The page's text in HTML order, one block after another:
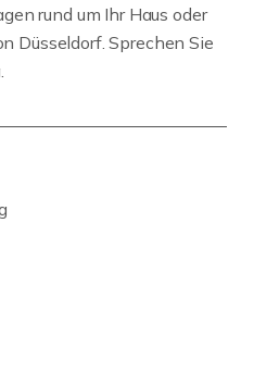
rund um Ihr Haus oder
Düsseldorf. Sprechen Sie